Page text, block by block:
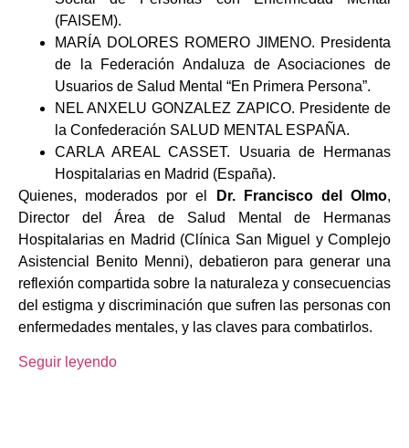
(FAISEM).
MARÍA DOLORES ROMERO JIMENO. Presidenta
de la Federación Andaluza de Asociaciones de
Usuarios de Salud Mental “En Primera Persona”.
NEL ANXELU GONZALEZ ZAPICO. Presidente de
la Confederación SALUD MENTAL ESPAÑA.
CARLA AREAL CASSET. Usuaria de Hermanas
Hospitalarias en Madrid (España).
Quienes, moderados por el
Dr. Francisco del Olmo,
Director del Área de Salud Mental de Hermanas
Hospitalarias en Madrid (Clínica San Miguel y Complejo
Asistencial Benito Menni), debatieron para generar una
reflexión compartida sobre la naturaleza y consecuencias
del estigma y discriminación que sufren las personas con
enfermedades mentales, y las claves para combatirlos.
Seguir leyendo